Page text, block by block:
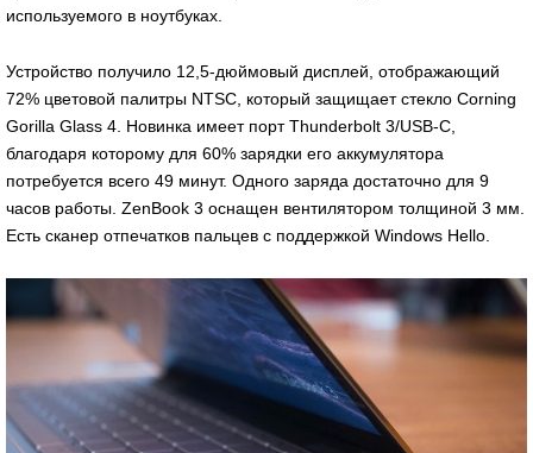
используемого в ноутбуках.
Устройство получило 12,5-дюймовый дисплей, отображающий
72% цветовой палитры NTSC, который защищает стекло Corning
Gorilla Glass 4. Новинка имеет порт Thunderbolt 3/USB-C,
благодаря которому для 60% зарядки его аккумулятора
потребуется всего 49 минут. Одного заряда достаточно для 9
часов работы. ZenBook 3 оснащен вентилятором толщиной 3 мм.
Есть сканер отпечатков пальцев с поддержкой Windows Hello.